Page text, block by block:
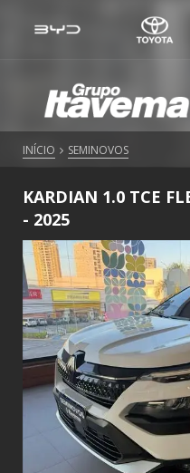
INÍCIO SEMINOVOS
KARDIAN 1.0 TCE
- 2025